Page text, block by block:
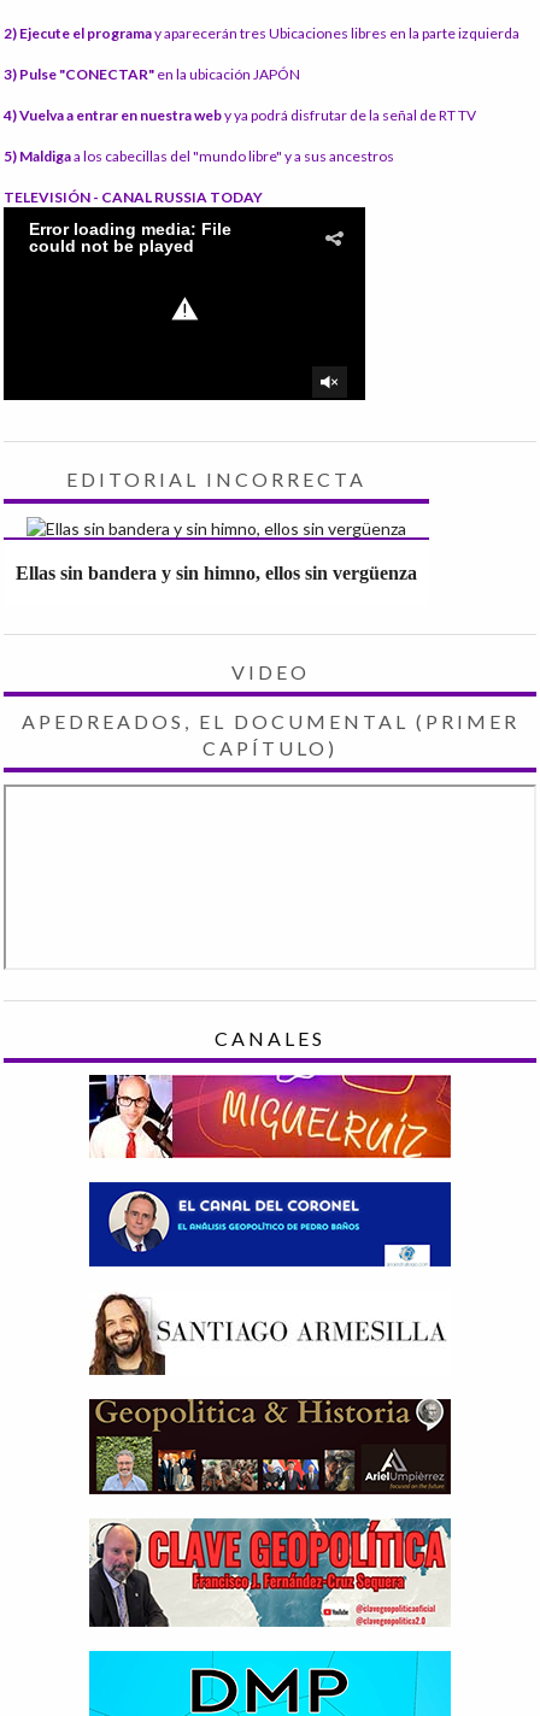
2) Ejecute el programay aparecerán tres Ubicaciones libres en la parte izquierda
3) Pulse "CONECTAR" en la ubicación JAPÓN
4) Vuelva a entrar en nuestra weby ya podrá disfrutar de la señal de RT TV
5) Maldigaa los cabecillas del "mundo libre" y a sus ancestros
TELEVISIÓN - CANAL RUSSIA TODAY
EDITORIAL INCORRECTA
Ellas sin bandera y sin himno, ellos sin vergüenza
VIDEO
APEDREADOS, EL DOCUMENTAL (PRIMER
CAPÍTULO)
CANALES